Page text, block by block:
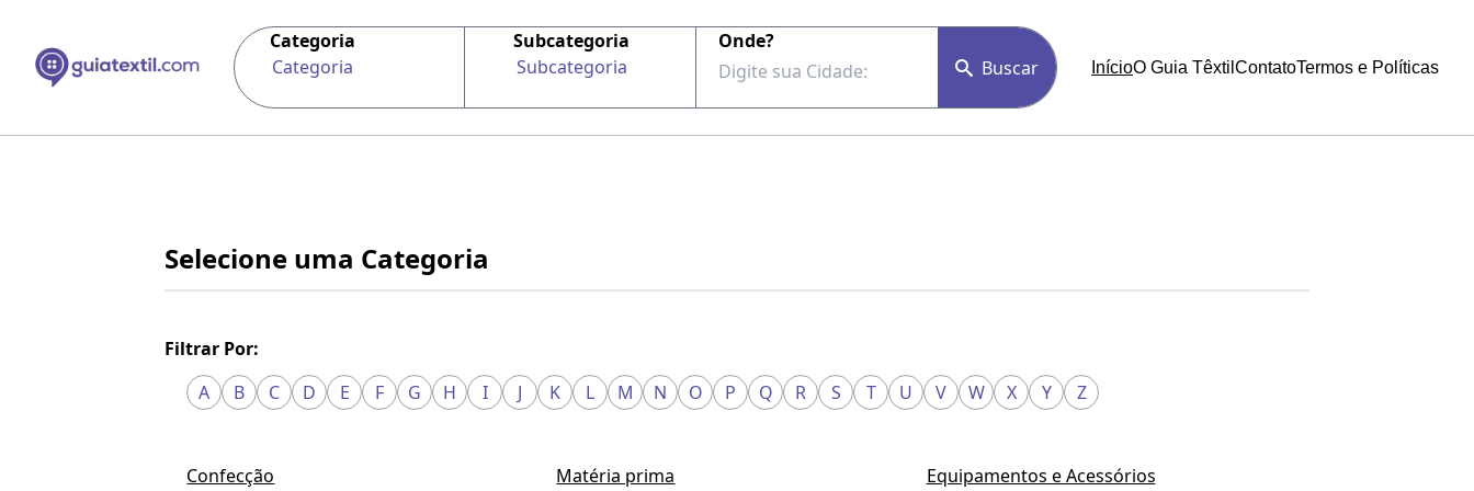
Categoria
Categoria
Subcategoria
Subcategoria
Onde?
Buscar
InícioO Guia Têxtil ContatoTermos e Políticas
Selecione uma Categoria
Filtrar Por:
A
B C D E F G H I J K L M N O P Q R S T U V W X Y Z
Confecção Matéria prima
Equipamentos e Acessórios